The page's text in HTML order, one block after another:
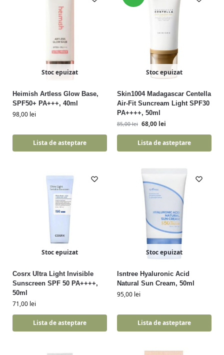
Stoc epuizat
Heimish Artless Glow Base,
SPF50+ PA+++, 40ml
98,00 lei
Lista de asteptare
Stoc epuizat
Skin1004 Madagascar Centella
Air-Fit Suncream Light SPF30
PA++++, 50ml
85,00lei 68,00 lei
Lista de asteptare
Stoc epuizat
Cosrx Ultra Light Invisible
Sunscreen SPF 50 PA++++,
50ml
71,00 lei
Lista de asteptare
Stoc epuizat
Isntree Hyaluronic Acid
Natural Sun Cream, 50ml
95,00 lei
Lista de asteptare